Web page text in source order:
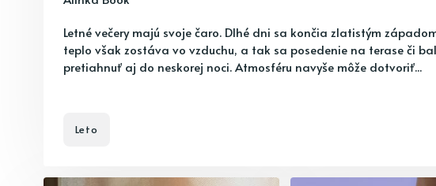
Letné večery majú svoje čaro. Dlhé dni sa končia zlatistým
teplo však zostáva vo vzduchu, a tak sa posedenie na terase či
pretiahnuť aj do neskorej noci. Atmosféru navyše môže dotvoriť...
Leto